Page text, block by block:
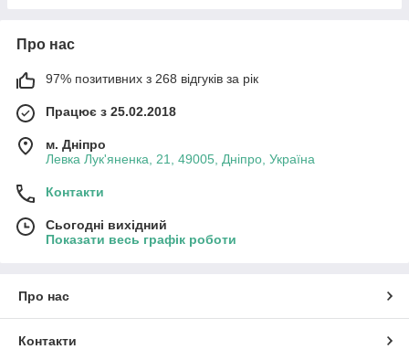
Про нас
97% позитивних з 268 відгуків за рік
Працює з 25.02.2018
м. Дніпро
Левка Лук'яненка, 21, 49005, Дніпро, Україна
Контакти
Сьогодні вихідний
Показати весь графік роботи
Про нас
Контакти